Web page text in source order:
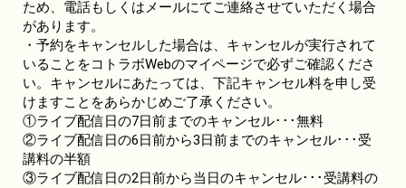
ため、電話もしくはメールにてご連絡させていただく場合
があります。
・予約をキャンセルした場合は、キャンセルが実行されて
いることをコトラボWebのマイページで必ずご確認くださ
い。キャンセルにあたっては、下記キャンセル料を申し受
けますことをあらかじめご了承ください。
①ライブ配信日の7日前までのキャンセル･･･無料
②ライブ配信日の6日前から3日前までのキャンセル･･･受
講料の半額
③ライブ配信日の2日前から当日のキャンセル･･･受講料の